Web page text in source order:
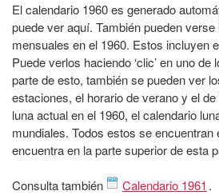
El calendario 1960 es generado
puede ver aquí. También pueden
mensuales en el 1960. Estos incluyen
Puede verlos haciendo ‘clic’ en uno
parte de esto, también se pueden ver
estaciones, el horario de verano y el
luna actual en el 1960, el calendario
mundiales. Todos estos se encuentran
encuentra en la parte superior de esta
Consulta también Calendario 1961 .